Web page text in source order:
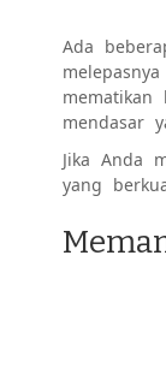
Ada
melepasnya
mendasar
Jika Anda
yang